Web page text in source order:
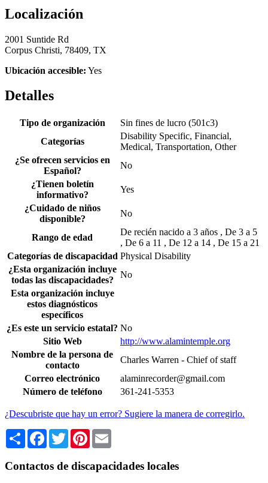
Localización
2001 Suntide Rd
Corpus Christi, 78409, TX
Ubicación accesible: Yes
Detalles
Tipo de organización
Sin fines de lucro (501c3)
Categorías
Disability Specific, Financial,
Medical, Transportation, Other
¿Se ofrecen servicios en
Español?
No
¿Tienen boletín
informativo?
Yes
¿Cuidado de niños
disponible?
No
Rango de edad
De recién nacido a 3 años , De 3 a 5
, De 6 a 11 , De 12 a 14 , De 15 a 21
Categorías de discapacidad Physical Disability
¿Esta organización incluye
todas las discapacidades?
No
Esta organización incluye
estos diagnósticos
específicos
¿Es este un servicio estatal? No
Sitio Web
http://www.alamintemple.org
Nombre de la persona de
contacto
Charles Warren - Chief of staff
Correo electrónico
alaminrecorder@gmail.com
Número de teléfono
361-241-5353
¿Descubriste que hay un error? Sugiere la manera de corregirlo.
Share Facebook
TwitterPinterest
Contactos de discapacidades locales